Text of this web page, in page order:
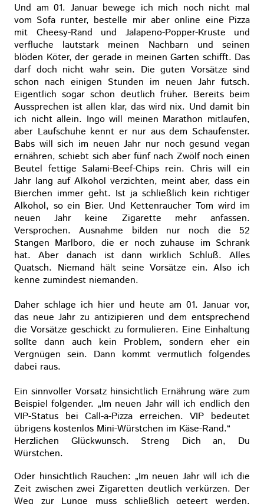
Und am 01. Januar bewege ich mich noch nicht mal
vom Sofa runter, bestelle mir aber online eine Pizza
mit Cheesy-Rand und Jalapeno-Popper-Kruste und
verfluche lautstark meinen Nachbarn und seinen
blöden Köter, der gerade in meinen Garten schifft. Das
darf doch nicht wahr sein. Die guten Vorsätze sind
schon nach einigen Stunden im neuen Jahr futsch.
Eigentlich sogar schon deutlich früher. Bereits beim
Aussprechen ist allen klar, das wird nix. Und damit bin
ich nicht allein. Ingo will meinen Marathon mitlaufen,
aber Laufschuhe kennt er nur aus dem Schaufenster.
Babs will sich im neuen Jahr nur noch gesund vegan
ernähren, schiebt sich aber fünf nach Zwölf noch einen
Beutel fettige Salami-Beef-Chips rein. Chris will ein
Jahr lang auf Alkohol verzichten, meint aber, dass ein
Bierchen immer geht. Ist ja schließlich kein richtiger
Alkohol, so ein Bier. Und Kettenraucher Tom wird im
neuen Jahr keine Zigarette mehr anfassen.
Versprochen. Ausnahme bilden nur noch die 52
Stangen Marlboro, die er noch zuhause im Schrank
hat. Aber danach ist dann wirklich Schluß. Alles
Quatsch. Niemand hält seine Vorsätze ein. Also ich
kenne zumindest niemanden.
Daher schlage ich hier und heute am 01. Januar vor,
das neue Jahr zu antizipieren und dem entsprechend
die Vorsätze geschickt zu formulieren. Eine Einhaltung
sollte dann auch kein Problem, sondern eher ein
Vergnügen sein. Dann kommt vermutlich folgendes
dabei raus.
Ein sinnvoller Vorsatz hinsichtlich Ernährung wäre zum
Beispiel folgender. „Im neuen Jahr will ich endlich den
VIP-Status bei Call-a-Pizza erreichen. VIP bedeutet
übrigens kostenlos Mini-Würstchen im Käse-Rand.“
Herzlichen Glückwunsch. Streng Dich an, Du
Würstchen.
Oder hinsichtlich Rauchen: „Im neuen Jahr will ich die
Zeit zwischen zwei Zigaretten deutlich verkürzen. Der